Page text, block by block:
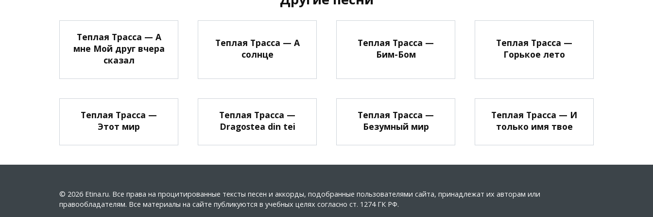
Теплая Трасса — А
мне Мой друг вчера
сказал
Теплая Трасса — А
солнце
Теплая Трасса —
Бим-Бом
Теплая Трасса —
Горькое лето
Теплая Трасса —
Этот мир
Теплая Трасса —
Dragostea din tei
Теплая Трасса —
Безумный мир
Теплая Трасса — И
только имя твое
© 2026 Etina.ru. Все права на процитированные тексты песен и аккорды, подобранные пользователями сайта, принадлежат их авторам или
правообладателям. Все материалы на сайте публикуются в учебных целях согласно ст. 1274 ГК РФ.